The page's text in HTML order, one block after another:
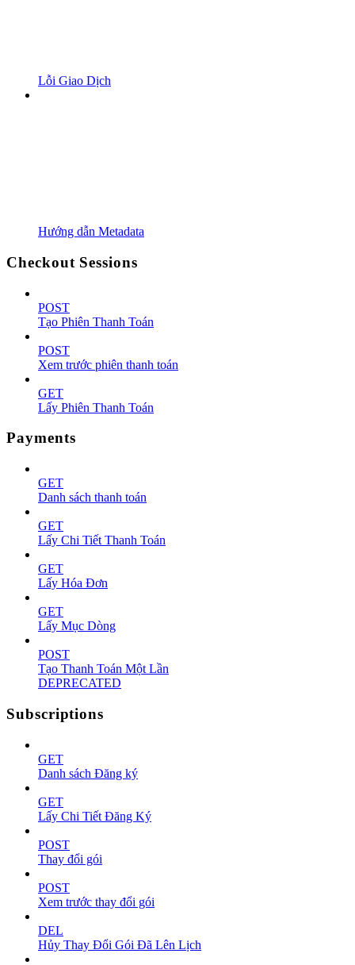
Lỗi Giao Dịch
Hướng dẫn Metadata
Checkout Sessions
POST
Tạo Phiên Thanh Toán
POST
Xem trước phiên thanh toán
GET
Lấy Phiên Thanh Toán
Payments
GET
Danh sách thanh toán
GET
Lấy Chi Tiết Thanh Toán
GET
Lấy Hóa Đơn
GET
Lấy Mục Dòng
POST
Tạo Thanh Toán Một Lần
DEPRECATED
Subscriptions
GET
Danh sách Đăng ký
GET
Lấy Chi Tiết Đăng Ký
POST
Thay đổi gói
POST
Xem trước thay đổi gói
DEL
Hủy Thay Đổi Gói Đã Lên Lịch